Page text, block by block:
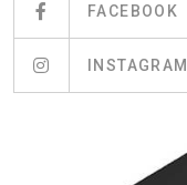
FACEBOOK
INSTAGRAM